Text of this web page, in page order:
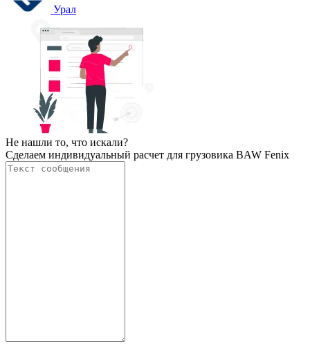
Урал
Не нашли то, что искали?
Сделаем индивидуальный расчет для грузовика BAW Fenix